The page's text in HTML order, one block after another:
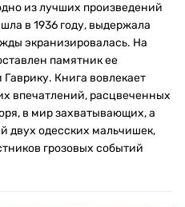
из лучших произведений
в 1936 году, выдержала
экранизировалась. На
памятник ее
Книга вовлекает
впечатлений, расцвеченных
в мир захватывающих, а
двух одесских мальчишек,
грозовых событий